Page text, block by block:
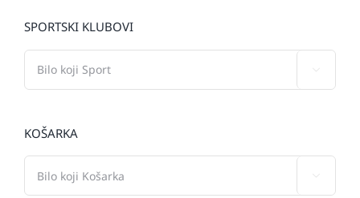
SPORTSKI KLUBOVI
KOŠARKA